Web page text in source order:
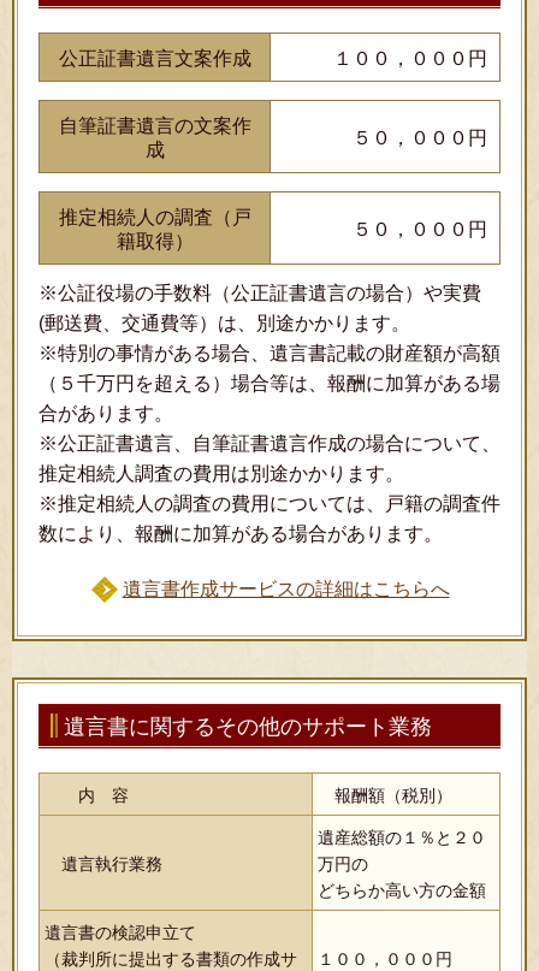
公正証書遺言文案作成 １００，０００円
自筆証書遺言の文案作
成
５０，０００円
推定相続人の調査（戸
籍取得）
５０，０００円
※公証役場の手数料（公正証書遺言の場合）や実費
(郵送費、交通費等）は、別途かかります。
※特別の事情がある場合、遺言書記載の財産額が高額
（５千万円を超える）場合等は、報酬に加算がある場
合があります。
※公正証書遺言、自筆証書遺言作成の場合について、
推定相続人調査の費用は別途かかります。
※推定相続人の調査の費用については、戸籍の調査件
数により、報酬に加算がある場合があります。
遺言書作成サービスの詳細はこちらへ
遺言書に関するその他のサポート業務
内 容 報酬額（税別）
遺言執行業務
遺産総額の１％と２０
万円の
どちらか高い方の金額
遺言書の検認申立て
（裁判所に提出する書類の作成サ
１００，０００円